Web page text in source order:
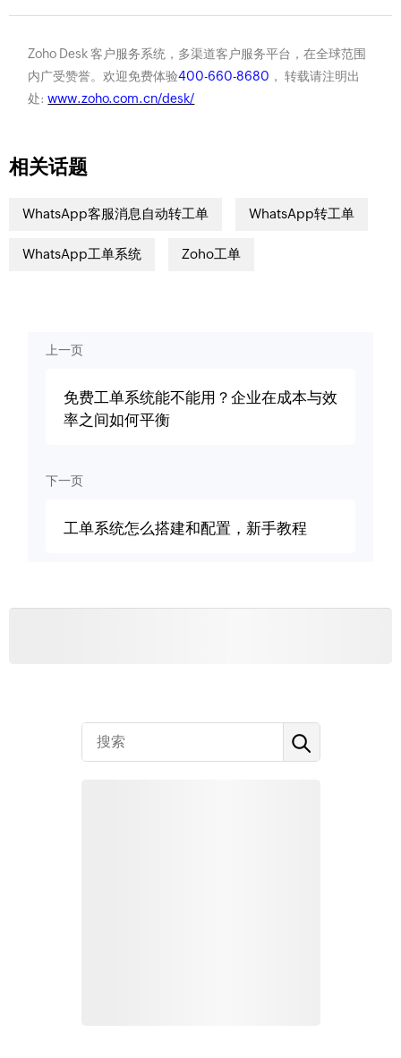
Zoho Desk 客户服务系统，多渠道客户服务平台，在全球范围
内广受赞誉。欢迎免费体验400-660-8680 ， 转载请注明出
处:www.zoho.com.cn/desk/
相关话题
WhatsApp客服消息自动转工单 WhatsApp转工单
WhatsApp工单系统 Zoho工单
上一页
免费工单系统能不能用？企业在成本与效
率之间如何平衡
下一页
工单系统怎么搭建和配置，新手教程